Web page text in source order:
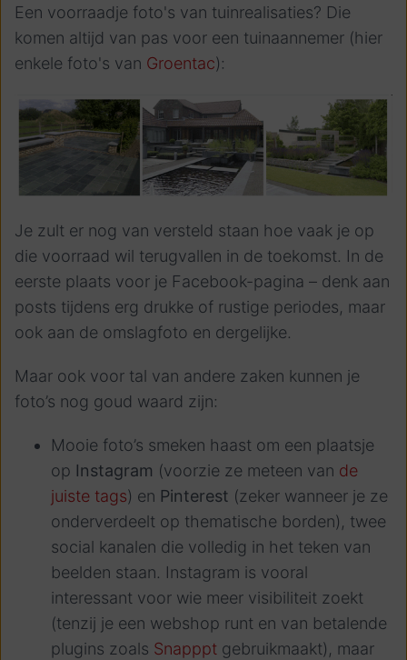
Een voorraadje foto's van tuinrealisaties? Die
komen altijd van pas voor een tuinaannemer (hier
enkele foto's van Groentac):
Je zult er nog van versteld staan hoe vaak je op
die voorraad wil terugvallen in de toekomst. In de
eerste plaats voor je Facebook-pagina – denk aan
posts tijdens erg drukke of rustige periodes, maar
ook aan de omslagfoto en dergelijke.
Maar ook voor tal van andere zaken kunnen je
foto’s nog goud waard zijn:
Mooie foto’s smeken haast om een plaatsje
op Instagram (voorzie ze meteen van de
juiste tags) en Pinterest (zeker wanneer je ze
onderverdeelt op thematische borden), twee
social kanalen die volledig in het teken van
beelden staan. Instagram is vooral
interessant voor wie meer visibiliteit zoekt
(tenzij je een webshop runt en van betalende
plugins zoals Snapppt gebruikmaakt), maar